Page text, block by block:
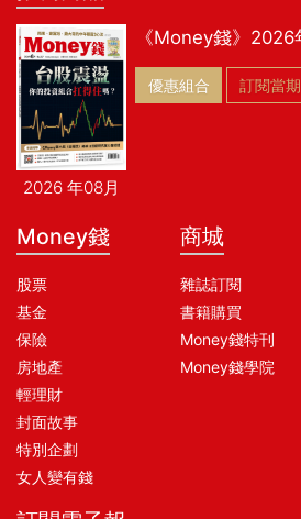
2026 年08月
《Money錢》
優惠組合 訂閱當期
Money錢
股票
基金
保險
房地產
輕理財
封面故事
特別企劃
女人變有錢
商城
雜誌訂閱
書籍購買
Money錢特刊
Money錢學院